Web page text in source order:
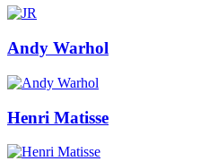
Andy Warhol
Henri Matisse